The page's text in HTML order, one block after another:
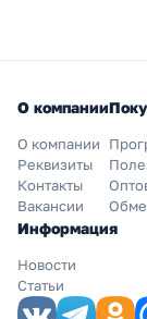
О компании
О компании
Реквизиты
Контакты
Вакансии
Информация
Новости
Статьи